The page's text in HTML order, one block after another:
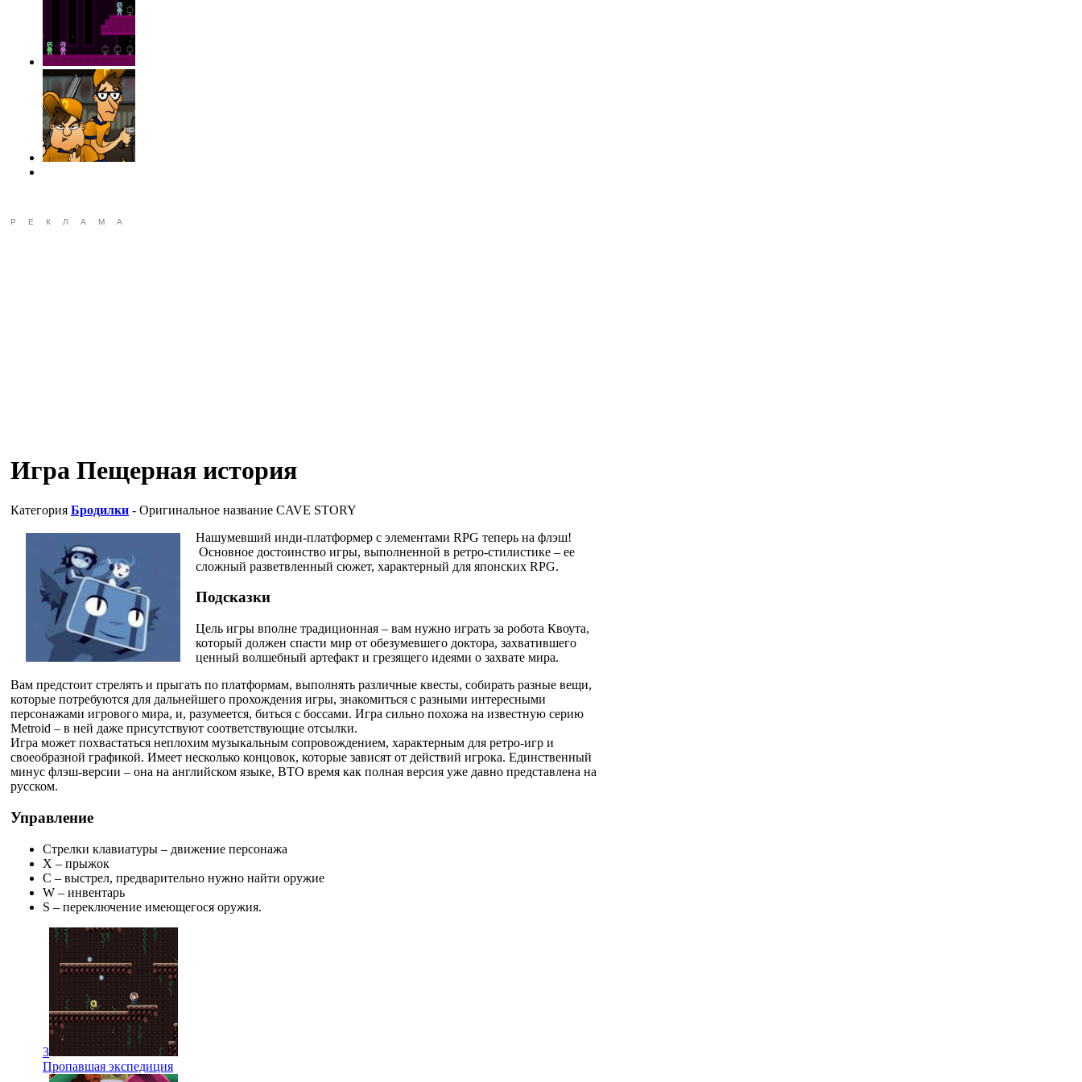
РЕКЛАМА
Игра Пещерная история
Категория Бродилки - Оригинальное название CAVE STORY
Нашумевший инди-платформер с элементами RPG теперь на флэш!
Основное достоинство игры, выполненной в ретро-стилистике – ее
сложный разветвленный сюжет, характерный для японских RPG.
Подсказки
Цель игры вполне традиционная – вам нужно играть за робота Квоута,
который должен спасти мир от обезумевшего доктора, захватившего
ценный волшебный артефакт и грезящего идеями о захвате мира.
Вам предстоит стрелять и прыгать по платформам, выполнять различные квесты, собирать разные вещи,
которые потребуются для дальнейшего прохождения игры, знакомиться с разными интересными
персонажами игрового мира, и, разумеется, биться с боссами. Игра сильно похожа на известную серию
Metroid – в ней даже присутствуют соответствующие отсылки.
Игра может похвастаться неплохим музыкальным сопровождением, характерным для ретро-игр и
своеобразной графикой. Имеет несколько концовок, которые зависят от действий игрока. Единственный
минус флэш-версии – она на английском языке, ВТО время как полная версия уже давно представлена на
русском.
Управление
Стрелки клавиатуры – движение персонажа
X – прыжок
С – выстрел, предварительно нужно найти оружие
W – инвентарь
S – переключение имеющегося оружия.
3
Пропавшая экспедиция